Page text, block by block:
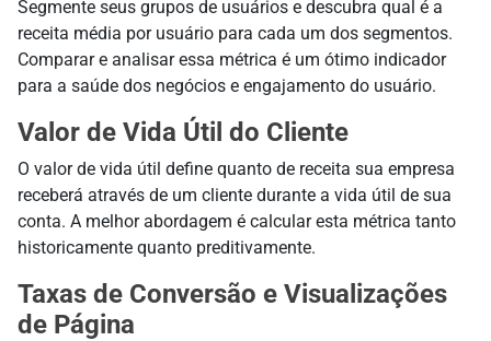
Segmente seus grupos de usuários e descubra qual é a
receita média por usuário para cada um dos segmentos.
Comparar e analisar essa métrica é um ótimo indicador
para a saúde dos negócios e engajamento do usuário.
Valor de Vida Útil do Cliente
O valor de vida útil define quanto de receita sua empresa
receberá através de um cliente durante a vida útil de sua
conta. A melhor abordagem é calcular esta métrica tanto
historicamente quanto preditivamente.
Taxas de Conversão e Visualizações
de Página